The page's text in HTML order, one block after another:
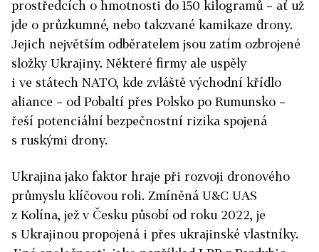
prostředcích o hmotnosti do 150 kilogramů – ať už
jde o průzkumné, nebo takzvané kamikaze drony.
Jejich největším odběratelem jsou zatím ozbrojené
složky Ukrajiny. Některé firmy ale uspěly
i ve státech NATO, kde zvláště východní křídlo
aliance – od Pobaltí přes Polsko po Rumunsko –
řeší potenciální bezpečnostní rizika spojená
s ruskými drony.
Ukrajina jako faktor hraje při rozvoji dronového
průmyslu klíčovou roli. Zmíněná U&C UAS
z Kolína, jež v Česku působí od roku 2022, je
s Ukrajinou propojená i přes ukrajinské vlastníky.